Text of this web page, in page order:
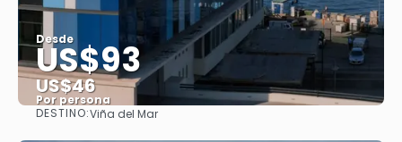
Desde
US$93
US$46
Por persona
DESTINO:Viña del Mar